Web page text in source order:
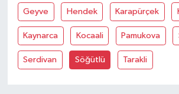
Geyve Hendek Karapürçek
Kaynarca Kocaali Pamukova
Serdivan Söğütlü Tarakli